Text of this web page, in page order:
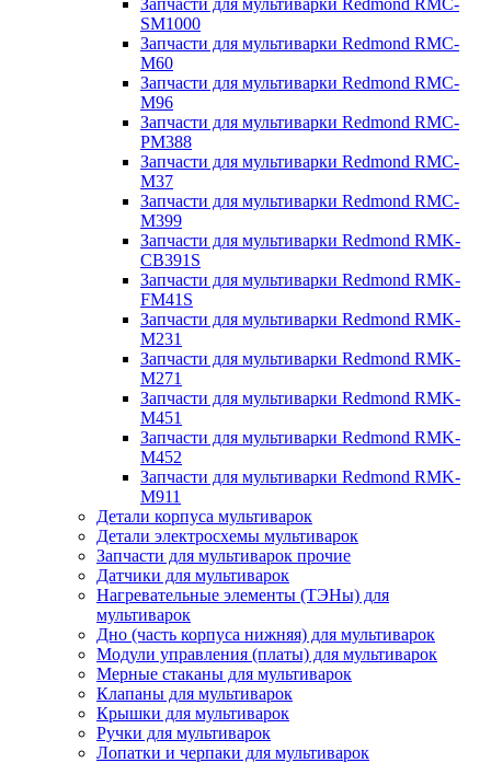
Запчасти для мультиварки Redmond RMC-
SM1000
Запчасти для мультиварки Redmond RMC-
M60
Запчасти для мультиварки Redmond RMC-
M96
Запчасти для мультиварки Redmond RMC-
PM388
Запчасти для мультиварки Redmond RMC-
M37
Запчасти для мультиварки Redmond RMC-
M399
Запчасти для мультиварки Redmond RMK-
CB391S
Запчасти для мультиварки Redmond RMK-
FM41S
Запчасти для мультиварки Redmond RMK-
M231
Запчасти для мультиварки Redmond RMK-
M271
Запчасти для мультиварки Redmond RMK-
M451
Запчасти для мультиварки Redmond RMK-
M452
Запчасти для мультиварки Redmond RMK-
M911
Детали корпуса мультиварок
Детали электросхемы мультиварок
Запчасти для мультиварок прочие
Датчики для мультиварок
Нагревательные элементы (ТЭНы) для
мультиварок
Дно (часть корпуса нижняя) для мультиварок
Модули управления (платы) для мультиварок
Мерные стаканы для мультиварок
Клапаны для мультиварок
Крышки для мультиварок
Ручки для мультиварок
Лопатки и черпаки для мультиварок